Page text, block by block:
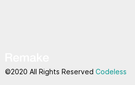
©2020 All Rights Reserved Codeless